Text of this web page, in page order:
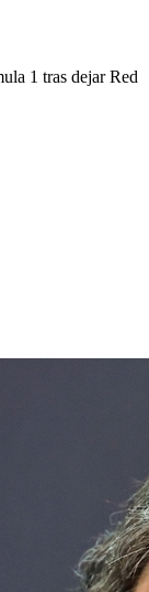
1 tras dejar Red